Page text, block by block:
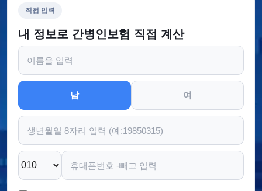
직접 입력
내 정보로 간병인보험 직접 계산
남 여